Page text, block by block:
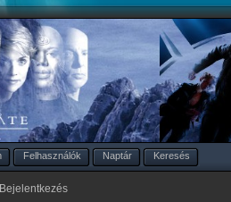
Felhasználók Naptár Keresés
Bejelentkezés